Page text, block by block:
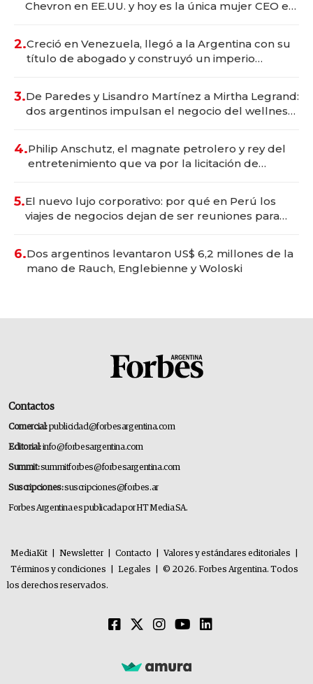
Chevron en EE.UU. y hoy es la única mujer CEO en
2.Creció en Venezuela, llegó a la Argentina con su
título de abogado y construyó un imperio
3.De Paredes y Lisandro Martínez a Mirtha Legrand:
dos argentinos impulsan el negocio del wellness
4.Philip Anschutz, el magnate petrolero y rey del
entretenimiento que va por la licitación de
5.El nuevo lujo corporativo: por qué en Perú los
viajes de negocios dejan de ser reuniones para
6.Dos argentinos levantaron US$ 6,2 millones de la
mano de Rauch, Englebienne y Woloski
Contactos
Comercial:publicidad@forbesargentina.com
Editorial:info@forbesargentina.com
Summit:summitforbes@forbesargentina.com
Suscripciones:suscripciones@forbes.ar
Forbes Argentina es publicada por HT Media SA.
MediaKit Newsletter Contacto Valores y estándares editoriales
Términos y condiciones
Legales
© 2026. Forbes Argentina. Todos
los derechos reservados.